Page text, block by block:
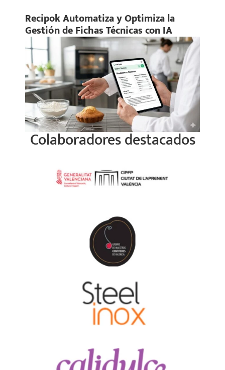
Recipok Automatiza y Optimiza la
Gestión de Fichas Técnicas con IA
Colaboradores destacados